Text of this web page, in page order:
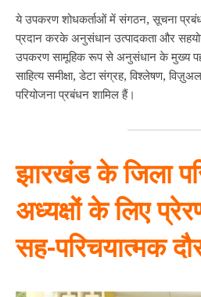
ये उपकरण शोधकर्ताओं में संगठन, सूचना
प्रदान करके अनुसंधान उत्पादकता और
उपकरण सामूहिक रूप से अनुसंधान के मुख्य
साहित्य समीक्षा, डेटा संग्रह, विश्लेषण,
परियोजना प्रबंधन शामिल हैं।
झारखंड के जिला
अध्यक्षों के लिए
सह-परिचयात्‍मक